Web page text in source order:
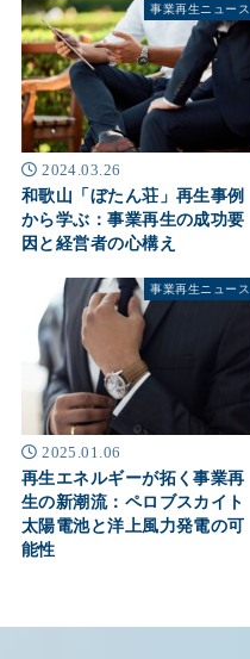
事業再生ニュース
2024.03.26
和歌山「ぼたん荘」再生事例
から学ぶ：事業再生の成功要
因と経営者の心構え
事業再生ニュース
2025.01.06
再生エネルギーが拓く事業再
生の新潮流：ペロブスカイト
太陽電池と洋上風力発電の可
能性